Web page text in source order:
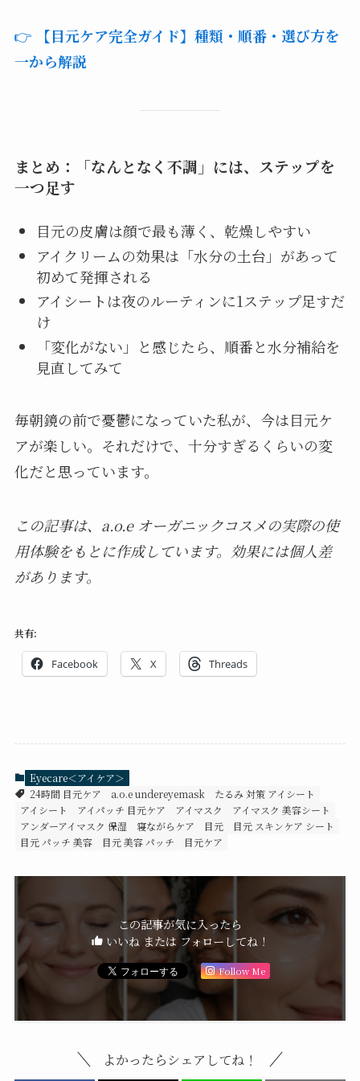
👉
【目元ケア完全ガイド】種類・順番・選び方を
一から解説
まとめ：「なんとなく不調」には、ステップを
一つ足す
目元の皮膚は顔で最も薄く、乾燥しやすい
アイクリームの効果は「水分の土台」があって
初めて発揮される
アイシートは夜のルーティンに1ステップ足すだ
け
「変化がない」と感じたら、順番と水分補給を
見直してみて
毎朝鏡の前で憂鬱になっていた私が、今は目元ケ
アが楽しい。それだけで、十分すぎるくらいの変
化だと思っています。
この記事は、a.o.e オーガニックコスメの実際の使
用体験をもとに作成しています。効果には個人差
があります。
共有:
Facebook X Threads
Eyecare＜アイケア＞
24時間 目元ケア
a.o.e undereyemask
たるみ 対策 アイシート
アイシート
アイパッチ 目元ケア アイマスク
アイマスク 美容シート
アンダーアイマスク 保湿
寝ながらケア 目元
目元 スキンケア シート
目元 パッチ 美容
目元 美容 パッチ 目元ケア
この記事が気に入ったら
いいね または フォローしてね！
Follow Me
よかったらシェアしてね！